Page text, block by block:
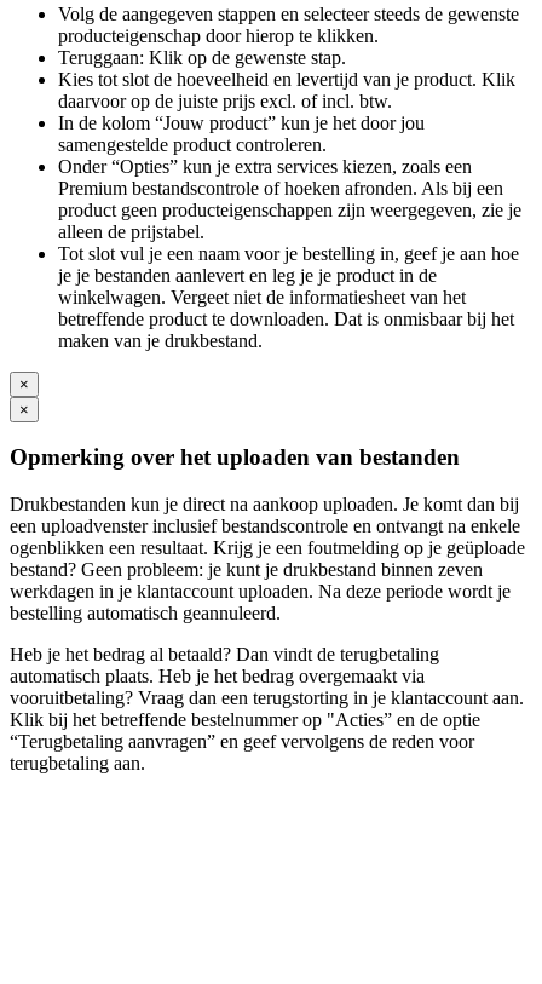
Volg de aangegeven stappen en selecteer steeds de gewenste
producteigenschap door hierop te klikken.
Teruggaan: Klik op de gewenste stap.
Kies tot slot de hoeveelheid en levertijd van je product. Klik
daarvoor op de juiste prijs excl. of incl. btw.
In de kolom “Jouw product” kun je het door jou
samengestelde product controleren.
Onder “Opties” kun je extra services kiezen, zoals een
Premium bestandscontrole of hoeken afronden. Als bij een
product geen producteigenschappen zijn weergegeven, zie je
alleen de prijstabel.
Tot slot vul je een naam voor je bestelling in, geef je aan hoe
je je bestanden aanlevert en leg je je product in de
winkelwagen. Vergeet niet de informatiesheet van het
betreffende product te downloaden. Dat is onmisbaar bij het
maken van je drukbestand.
×
×
Opmerking over het uploaden van bestanden
Drukbestanden kun je direct na aankoop uploaden. Je komt dan bij
een uploadvenster inclusief bestandscontrole en ontvangt na enkele
ogenblikken een resultaat. Krijg je een foutmelding op je geüploade
bestand? Geen probleem: je kunt je drukbestand binnen zeven
werkdagen in je klantaccount uploaden. Na deze periode wordt je
bestelling automatisch geannuleerd.
Heb je het bedrag al betaald? Dan vindt de terugbetaling
automatisch plaats. Heb je het bedrag overgemaakt via
vooruitbetaling? Vraag dan een terugstorting in je klantaccount aan.
Klik bij het betreffende bestelnummer op "Acties” en de optie
“Terugbetaling aanvragen” en geef vervolgens de reden voor
terugbetaling aan.